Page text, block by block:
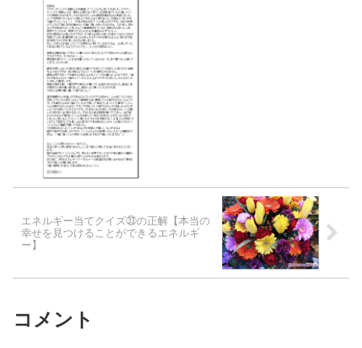
エネルギー当てクイズ㉝の正解【本当の
幸せを見つけることができるエネルギ
ー】
コメント